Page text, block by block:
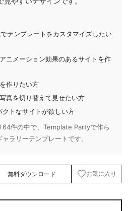
テンプレートをカスタマイズしたい
ニメーション効果のあるサイトを作
作りたい方
真を切り替えて見せたい方
クトなサイトが欲しい方
64件の中で、Template Partyで作ら
ラリーテンプレートです。
無料ダウンロード お気に入り